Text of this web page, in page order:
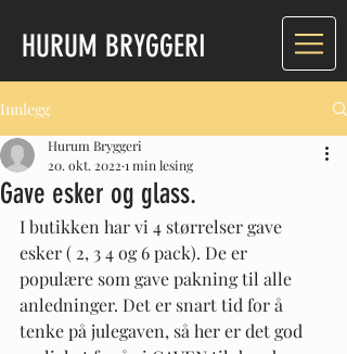
HURUM BRYGGERI
Innlegg
Gave esker og glass.
Hurum Bryggeri
20. okt. 2022 1 min lesing
I butikken har vi 4 størrelser gave
esker ( 2, 3 4 og 6 pack). De er
populære som gave pakning til alle
anledninger. Det er snart tid for å
tenke på julegaven, så her er det god